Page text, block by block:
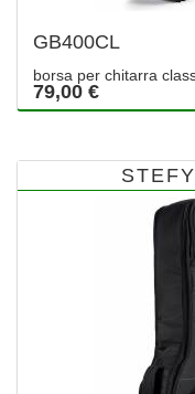
GB400CL
borsa per chitarra
79,00 €